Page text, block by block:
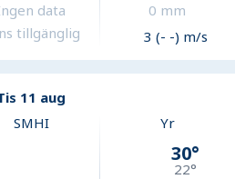
data
tillgänglig
0 mm
3 (- -) m/s
11 aug
SMHI Yr
30°
22°